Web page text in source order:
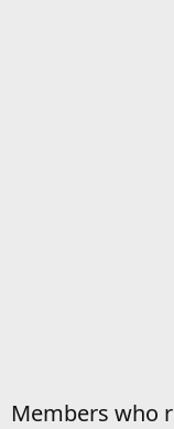
Members who